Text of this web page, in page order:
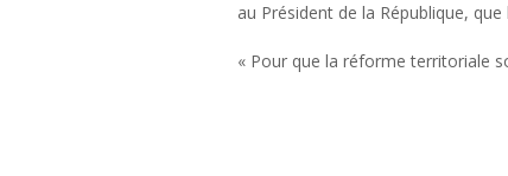
au Président de la République,
« Pour que la réforme territoriale